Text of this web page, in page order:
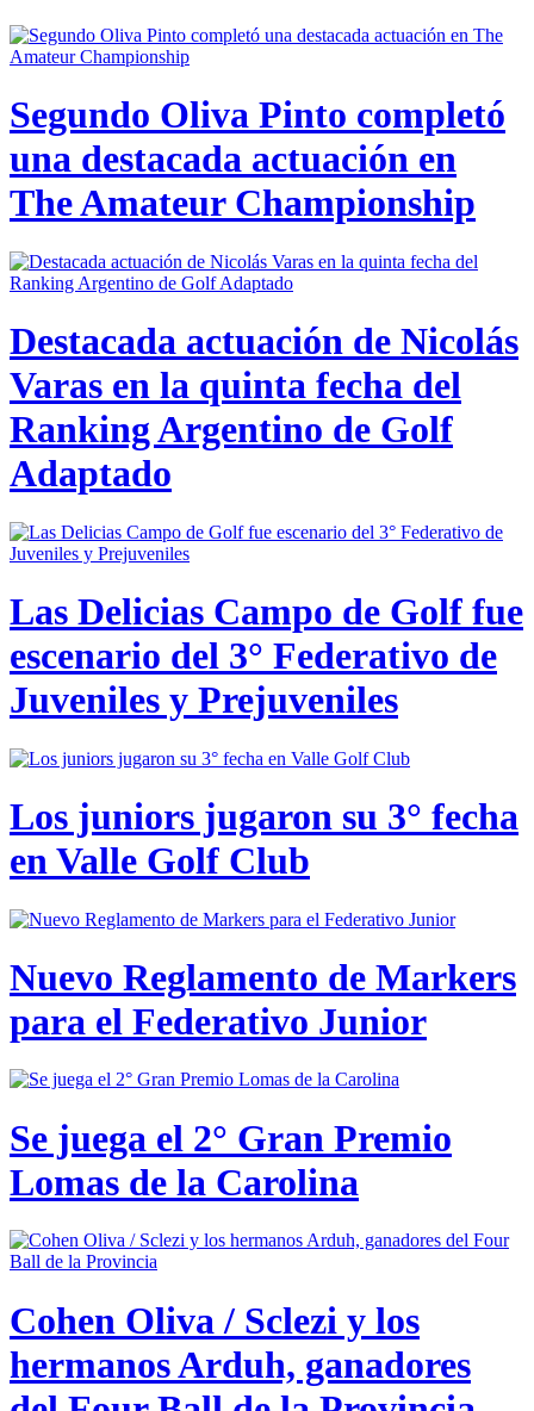
Segundo Oliva Pinto completó
una destacada actuación en
The Amateur Championship
Destacada actuación de Nicolás
Varas en la quinta fecha del
Ranking Argentino de Golf
Adaptado
Las Delicias Campo de Golf fue
escenario del 3° Federativo de
Juveniles y Prejuveniles
Los juniors jugaron su 3° fecha
en Valle Golf Club
Nuevo Reglamento de Markers
para el Federativo Junior
Se juega el 2° Gran Premio
Lomas de la Carolina
Cohen Oliva / Sclezi y los
hermanos Arduh, ganadores